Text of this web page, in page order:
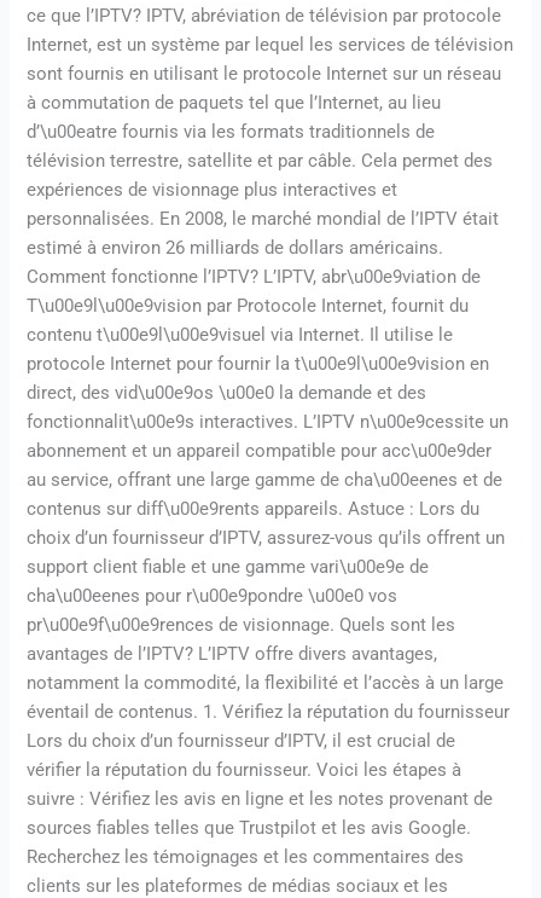
ce que l’IPTV? IPTV, abréviation de télévision par protocole
Internet, est un système par lequel les services de télévision
sont fournis en utilisant le protocole Internet sur un réseau
à commutation de paquets tel que l’Internet, au lieu
d’\u00eatre fournis via les formats traditionnels de
télévision terrestre, satellite et par câble. Cela permet des
expériences de visionnage plus interactives et
personnalisées. En 2008, le marché mondial de l’IPTV était
estimé à environ 26 milliards de dollars américains.
Comment fonctionne l’IPTV? L’IPTV, abr\u00e9viation de
T\u00e9l\u00e9vision par Protocole Internet, fournit du
contenu t\u00e9l\u00e9visuel via Internet. Il utilise le
protocole Internet pour fournir la t\u00e9l\u00e9vision en
direct, des vid\u00e9os \u00e0 la demande et des
fonctionnalit\u00e9s interactives. L’IPTV n\u00e9cessite un
abonnement et un appareil compatible pour acc\u00e9der
au service, offrant une large gamme de cha\u00eenes et de
contenus sur diff\u00e9rents appareils. Astuce : Lors du
choix d’un fournisseur d’IPTV, assurez-vous qu’ils offrent un
support client fiable et une gamme vari\u00e9e de
cha\u00eenes pour r\u00e9pondre \u00e0 vos
pr\u00e9f\u00e9rences de visionnage. Quels sont les
avantages de l’IPTV? L’IPTV offre divers avantages,
notamment la commodité, la flexibilité et l’accès à un large
éventail de contenus. 1. Vérifiez la réputation du fournisseur
Lors du choix d’un fournisseur d’IPTV, il est crucial de
vérifier la réputation du fournisseur. Voici les étapes à
suivre : Vérifiez les avis en ligne et les notes provenant de
sources fiables telles que Trustpilot et les avis Google.
Recherchez les témoignages et les commentaires des
clients sur les plateformes de médias sociaux et les